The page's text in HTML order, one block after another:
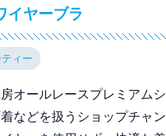
イヤーブラ
ィー
オールレースプレミアム
などを扱うショップチャ